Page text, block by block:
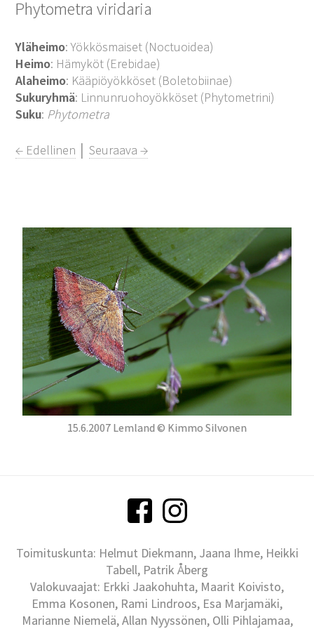
Phytometra viridaria
Yläheimo: Yökkösmaiset (Noctuoidea)
Heimo: Hämyköt (Erebidae)
Alaheimo: Kääpiöyökköset (Boletobiinae)
Sukuryhmä: Linnunruohoyökköset (Phytometrini)
Suku: Phytometra
← Edellinen │Seuraava →
15.6.2007 Lemland © Kimmo Silvonen
Toimituskunta: Helmut Diekmann, Jaana Ihme, Heikki
Tabell, Patrik Åberg
Valokuvaajat: Erkki Jaakohuhta, Maarit Koivisto,
Emma Kosonen, Rami Lindroos, Esa Marjamäki,
Marianne Niemelä, Allan Nyyssönen, Olli Pihlajamaa,